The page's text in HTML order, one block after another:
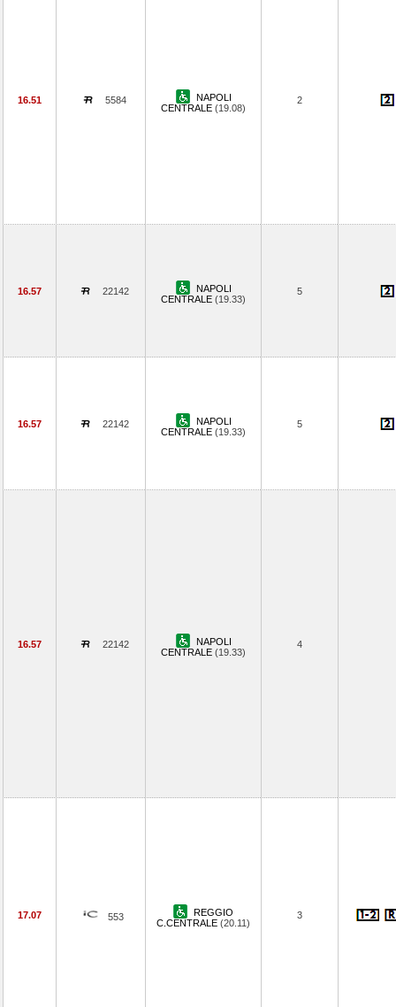
16.51 5584
NAPOLI
CENTRALE (19.08)
2
16.57 22142
NAPOLI
CENTRALE (19.33)
5
16.57 22142
NAPOLI
CENTRALE (19.33)
5
16.57 22142
NAPOLI
CENTRALE (19.33)
4
17.07 553
REGGIO
C.CENTRALE (20.11)
3